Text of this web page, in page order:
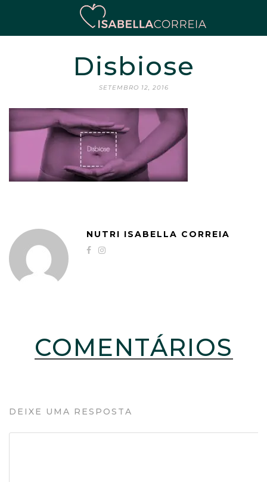
Disbiose
SETEMBRO 12, 2016
NUTRI ISABELLA CORREIA
COMENTÁRIOS
DEIXE UMA RESPOSTA